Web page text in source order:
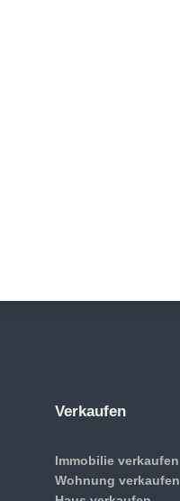
Verkaufen
Immobilie verkaufen
Wohnung verkaufen